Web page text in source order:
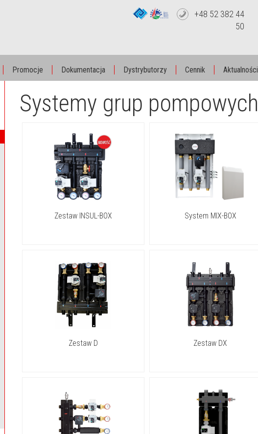
+48 52 382 44
50
Promocje Dokumentacja Dystrybutorzy Cennik Aktualności
Systemy grup pompowych
Zestaw INSUL-BOX System MIX-BOX
Zestaw D Zestaw DX